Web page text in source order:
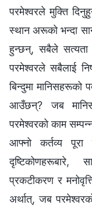
परमेश्‍वरले मुक्ति
स्थान अरूको भन्दा
हुन्छन्, सबैले सत्यता
परमेश्‍वरले सबैलाई
बिन्दुमा
आउँछन्? जब
परमेश्‍वरको काम
आफ्नो कर्तव्य पूरा
दृष्टिकोणहरूबारे,
प्रकटीकरण र
अर्थात्, जब